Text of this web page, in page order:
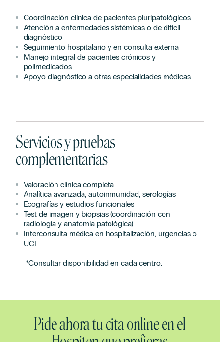
Coordinación clínica de pacientes pluripatológicos
Atención a enfermedades sistémicas o de difícil
diagnóstico
Seguimiento hospitalario y en consulta externa
Manejo integral de pacientes crónicos y
polimedicados
Apoyo diagnóstico a otras especialidades médicas
Servicios y pruebas
complementarias
Valoración clínica completa
Analítica avanzada, autoinmunidad, serologías
Ecografías y estudios funcionales
Test de imagen y biopsias (coordinación con
radiología y anatomía patológica)
Interconsulta médica en hospitalización, urgencias o
UCI
*Consultar disponibilidad en cada centro.
Pide ahora tu cita online en el